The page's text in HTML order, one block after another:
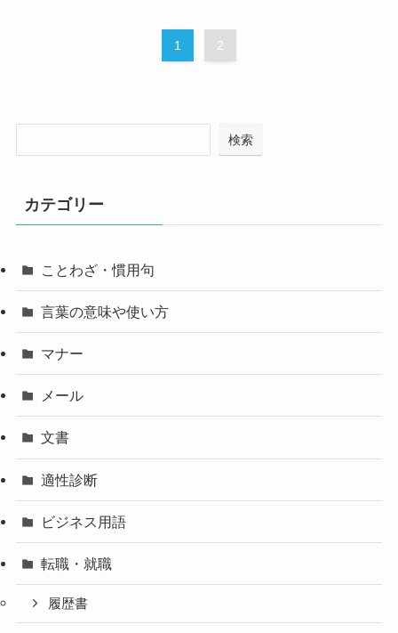
1 2
検索
カテゴリー
ことわざ・慣用句
言葉の意味や使い方
マナー
メール
文書
適性診断
ビジネス用語
転職・就職
履歴書